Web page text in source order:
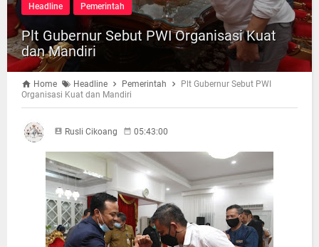
Headline Pemerintah
Plt Gubernur Sebut PWI Organisasi Kuat
dan Mandiri
Home Headline Pemerintah
Plt Gubernur Sebut PWI
Organisasi Kuat dan Mandiri
Rusli Cikoang 05:43:00